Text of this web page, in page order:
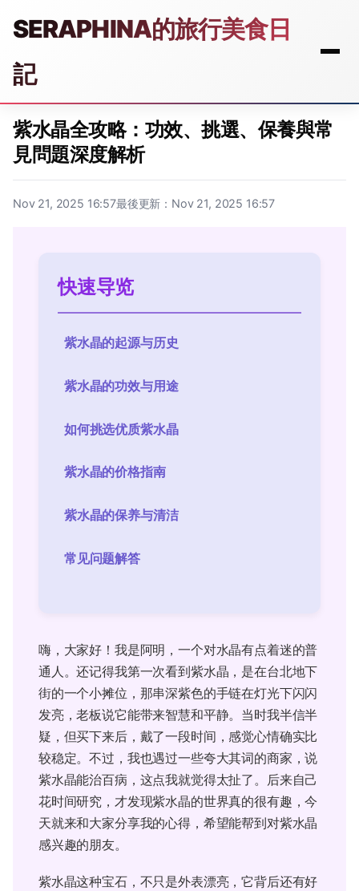
SERAPHINA的旅行美食日
記
紫水晶全攻略：功效、挑選、保養與常
見問題深度解析
Nov 21, 2025 16:57最後更新：Nov 21, 2025 16:57
快速导览
紫水晶的起源与历史
紫水晶的功效与用途
如何挑选优质紫水晶
紫水晶的价格指南
紫水晶的保养与清洁
常见问题解答
嗨，大家好！我是阿明，一个对水晶有点着迷的普
通人。还记得我第一次看到紫水晶，是在台北地下
街的一个小摊位，那串深紫色的手链在灯光下闪闪
发亮，老板说它能带来智慧和平静。当时我半信半
疑，但买下来后，戴了一段时间，感觉心情确实比
较稳定。不过，我也遇过一些夸大其词的商家，说
紫水晶能治百病，这点我就觉得太扯了。后来自己
花时间研究，才发现紫水晶的世界真的很有趣，今
天就来和大家分享我的心得，希望能帮到对紫水晶
感兴趣的朋友。
紫水晶这种宝石，不只是外表漂亮，它背后还有好